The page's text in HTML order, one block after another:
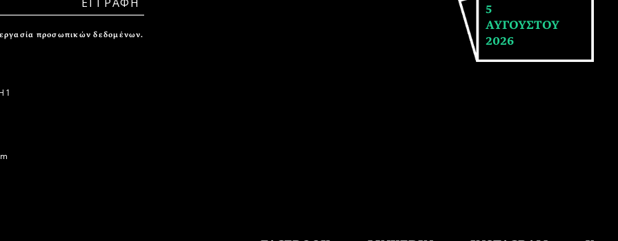
προσωπικών δεδομένων.
1
5
ΑΥΓΟΥΣΤΟΥ
2026